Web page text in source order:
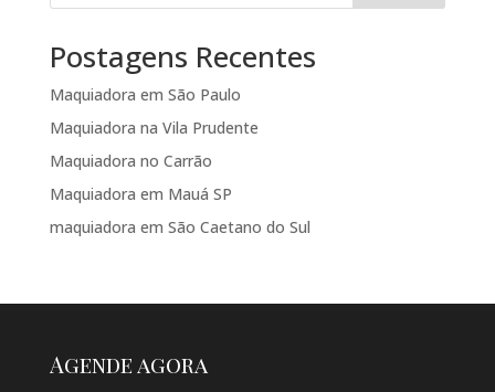
Postagens Recentes
Maquiadora em São Paulo
Maquiadora na Vila Prudente
Maquiadora no Carrão
Maquiadora em Mauá SP
maquiadora em São Caetano do Sul
Agende agora